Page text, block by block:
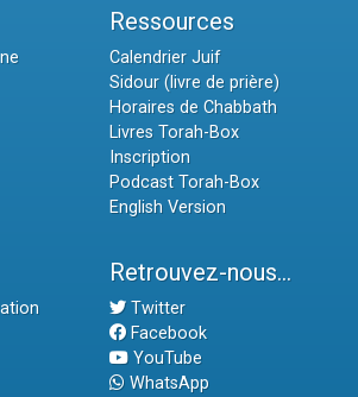
Ressources
Calendrier Juif
Sidour (livre de prière)
Horaires de Chabbath
Livres Torah-Box
Inscription
Podcast Torah-Box
English Version
Retrouvez-nous...
Twitter
Facebook
YouTube
WhatsApp